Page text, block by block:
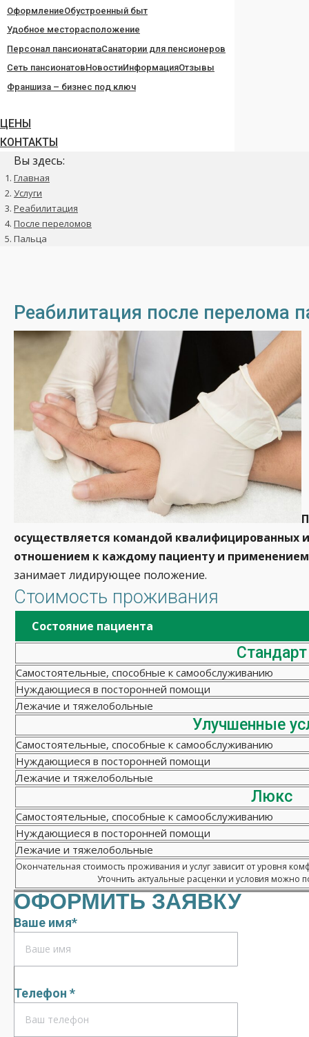
ОформлениеОбустроенный быт
Удобное месторасположение
Персонал пансионатаСанатории для пенсионеров
Сеть пансионатовНовостиИнформацияОтзывы
Франшиза – бизнес под ключ
ЦЕНЫ
КОНТАКТЫ
Вы здесь:
Главная
Услуги
Реабилитация
После переломов
Пальца
Реабилитация после перелома
осуществляется командой квалифицированных
отношением к каждому пациенту и применением
занимает лидирующее положение.
Стоимость проживания
Состояние пациента
Стандарт
Самостоятельные, способные к самообслуживанию
Нуждающиеся в посторонней помощи
Лежачие и тяжелобольные
Улучшенные
Самостоятельные, способные к самообслуживанию
Нуждающиеся в посторонней помощи
Лежачие и тяжелобольные
Люкс
Самостоятельные, способные к самообслуживанию
Нуждающиеся в посторонней помощи
Лежачие и тяжелобольные
Окончательная стоимость проживания и услуг зависит от уровня
Уточнить актуальные расценки и условия можно
ОФОРМИТЬ ЗАЯВКУ
Ваше имя*
Телефон *